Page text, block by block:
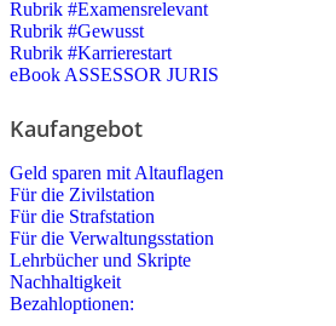
Rubrik #Examensrelevant
Rubrik #Gewusst
Rubrik #Karrierestart
eBook ASSESSOR JURIS
Kaufangebot
Geld sparen mit Altauflagen
Für die Zivilstation
Für die Strafstation
Für die Verwaltungsstation
Lehrbücher und Skripte
Nachhaltigkeit
Bezahloptionen: